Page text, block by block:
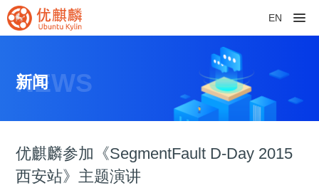
EN
NEWS
新闻
优麒麟参加《SegmentFault D-Day 2015
西安站》主题演讲